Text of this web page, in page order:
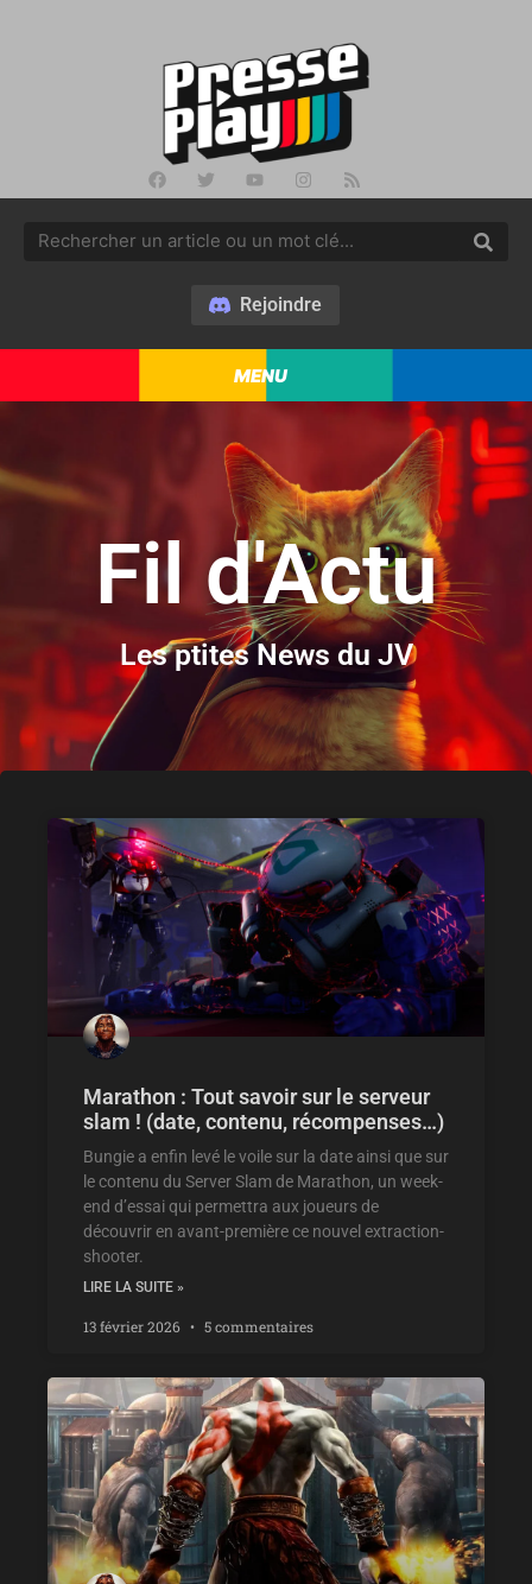
Rejoindre
MENU
Fil d’actu
Fil d'Actu
Les ptites News du JV
Marathon : Tout savoir sur le serveur
slam ! (date, contenu, récompenses…)
Bungie a enfin levé le voile sur la date ainsi que sur
le contenu du Server Slam de Marathon, un week-
end d’essai qui permettra aux joueurs de
découvrir en avant-première ce nouvel extraction-
shooter.
LIRE LA SUITE »
13 février 2026 5 commentaires